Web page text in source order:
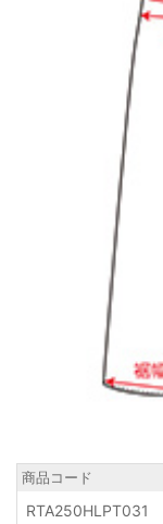
商品コード
RTA250HLPT031